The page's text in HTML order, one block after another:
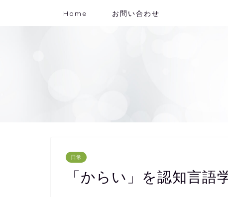
Home お問い合わせ
日常
「からい」を認知言語